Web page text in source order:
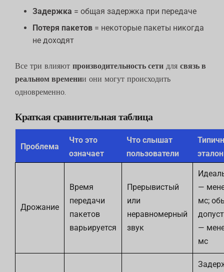
Задержка = общая задержка при передаче
Потеря пакетов = некоторые пакеты никогда
не доходят
Все три влияют производительность сети для связь в
реальном времении они могут происходить
одновременно.
Краткая сравнительная таблица
Проблема
Что это
означает
Что слышат
пользователи
эталон
Дрожание
Время
передачи
пакетов
варьируется
Прерывистый
или
неравномерный
звук
—
мс;
—
мс